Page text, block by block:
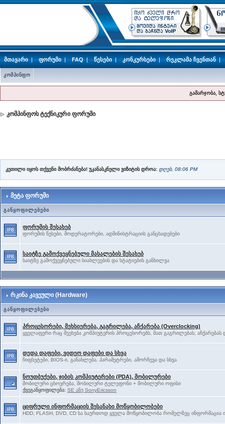
მთავარი| ფორუმი| FAQ| წესები| კონკურსები| რეკლამა ჩვენთან|
კომპინფო
გამარჯობა,
კომპინფოს ტექნიკური ფორუმი
კეთილი იყოს თქვენი მობრძანება! უკანასკნელი ვიზიტის დროა: დღეს, 08:06 PM
მეტა ფორუმი
განყოფილებები
ფორუმის შესახებ
ფორუმის წესები, მოდერატორები, ადმინისტრაციის განცხადებები
საიტზე გამოქვეყნებული მასალების შესახებ
საიტზე გამოქვეყნებული სიახლეების და სტატიების განხილვა
რკინა კავეული (Hardware)
განყოფილებები
პროცესორები, მეხსიერება, გაგრილება, აჩქარება (Overclocking)
ყველაფერი რაც შეეხება კომპიუტერის პროცესორებს, მათ გაგრილებას, აჩქარებას
დედა დაფები, ვიდეო დაფები და სხვა
ჩიფსეტები, BIOS-ი, განახლება, პარამეტრები, ამორჩევა და სხვა
ნოუთბუქები, ჯიბის კომპიუტერები (PDA), მობილურები
მობილური ცხოვრება, მობილური ტელეფონი + მობილური ოფისი
ქვეგანყოფილება: SE ანუ SonyEricsson
ციფრული ინფორმაციის შესანახი მოწყობილობები
HDD, FLASH, DVD, CD სა საერთოდ ყველა მოწყობილობა რომელზეც ინფორმაცია